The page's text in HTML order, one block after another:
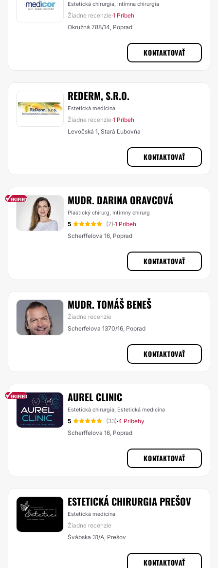
Estetická chirurgia, Intímna chirurgia
Žiadne recenzie·1 Príbeh
Okružná 788/14, Poprad
KONTAKTOVAŤ
REDERM, S.R.O.
Estetická medicína
Žiadne recenzie·1 Príbeh
Levočská 1, Stará Ľubovňa
KONTAKTOVAŤ
MUDR. DARINA ORAVCOVÁ
Plastický chirurg, Intímny chirurg
5 (7)·1 Príbeh
Scherffelova 16, Poprad
KONTAKTOVAŤ
MUDR. TOMÁŠ BENEŠ
Žiadne recenzie
Scherfelova 1370/16, Poprad
KONTAKTOVAŤ
AUREL CLINIC
Estetická chirurgia, Estetická medicína
5 (33)·4 Príbehy
Scherffelova 16, Poprad
KONTAKTOVAŤ
ESTETICKÁ CHIRURGIA PREŠOV
Estetická medicína
Žiadne recenzie
Švábska 31/A, Prešov
KONTAKTOVAŤ